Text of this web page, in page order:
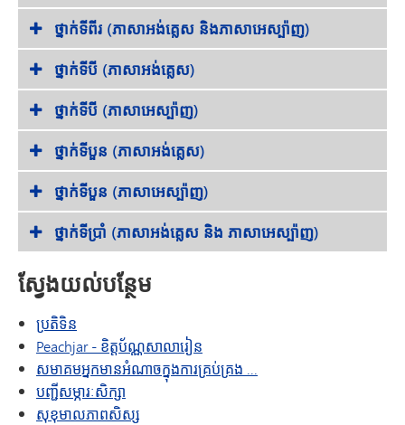
ថ្នាក់ទីពីរ (ភាសាអង់គ្លេស និងភាសាអេស្ប៉ាញ)
ថ្នាក់ទីបី (ភាសាអង់គ្លេស)
ថ្នាក់ទីបី (ភាសាអេស្ប៉ាញ)
ថ្នាក់ទីបួន (ភាសាអង់គ្លេស)
ថ្នាក់ទីបួន (ភាសាអេស្ប៉ាញ)
ថ្នាក់ទីប្រាំ (ភាសាអង់គ្លេស និង ភាសាអេស្ប៉ាញ)
ស្វែងយល់បន្ថែម
ប្រតិទិន
Peachjar - ខិត្តប័ណ្ណសាលារៀន
សមាគម​អ្នក​មាន​អំណាច​ក្នុង​ការ​គ្រប់គ្រង​ ...
បញ្ជីសម្ភារៈសិក្សា
សុខុមាលភាពសិស្ស